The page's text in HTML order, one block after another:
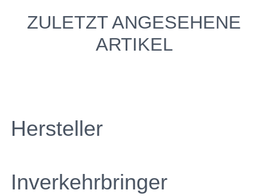
ZULETZT ANGESEHENE
ARTIKEL
Hersteller
Inverkehrbringer